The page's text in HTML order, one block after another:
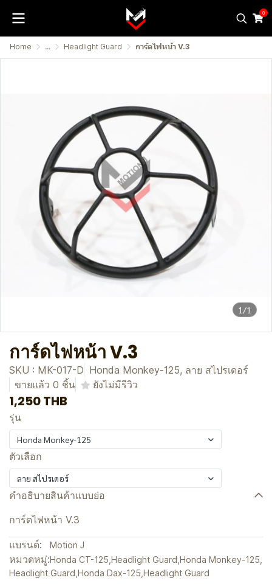
0
Home ... Headlight Guard การ์ดไฟหน้า V.3
1/1
การ์ดไฟหน้า V.3
SKU : MK-017-D Honda Monkey-125, ลาย สไปรเดอร์
ขายแล้ว 0 ชิ้น
ยังไม่มีรีวิว
1,250 THB
รุ่น
Honda Monkey-125
ตัวเลือก
ลาย สไปรเดอร์
คำอธิบายสินค้าแบบย่อ
การ์ดไฟหน้า V.3
แบรนด์: Motion J
หมวดหมู่:Honda CT-125 Headlight Guard Honda Monkey-125
Headlight Guard Honda Dax-125 Headlight Guard